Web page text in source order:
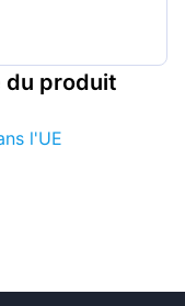
du produit
l'UE